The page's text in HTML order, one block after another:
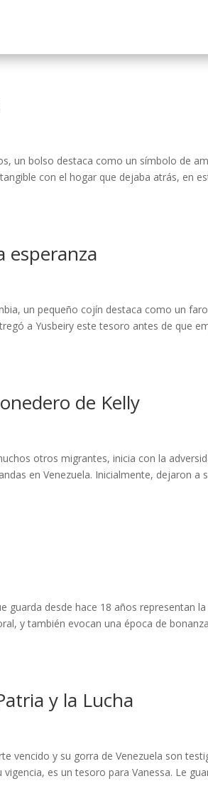
un bolso destaca como un símbolo de
con el hogar que dejaba atrás, en
esperanza
un pequeño cojín destaca como un
a Yusbeiry este tesoro antes de que
de Kelly
otros migrantes, inicia con la
en Venezuela. Inicialmente, dejaron a
guarda desde hace 18 años representan
y también evocan una época de
y la Lucha
vencido y su gorra de Venezuela son
es un tesoro para Vanessa. Le